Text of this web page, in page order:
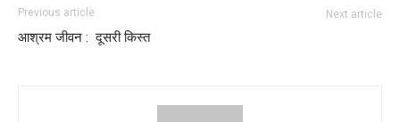
Previous article
आश्रम जीवन : दूसरी किस्त
Next article